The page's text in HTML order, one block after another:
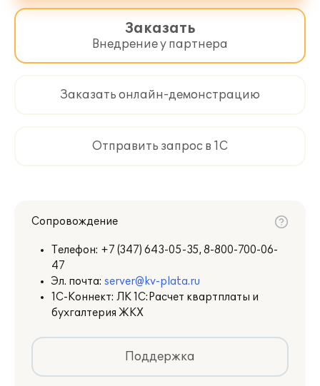
Заказать
Внедрение у партнера
Заказать онлайн-демонстрацию
Отправить запрос в 1С
Сопровождение
Телефон: +7 (347) 643-05-35, 8-800-700-06-
47
Эл. почта: server@kv-plata.ru
1С-Коннект: ЛК 1С:Расчет квартплаты и
бухгалтерия ЖКХ
Поддержка